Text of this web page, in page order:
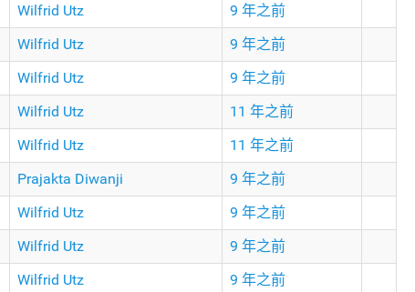
Wilfrid Utz
9 年之前
Wilfrid Utz
9 年之前
Wilfrid Utz
9 年之前
Wilfrid Utz
11 年之前
Wilfrid Utz
11 年之前
Prajakta Diwanji
9 年之前
Wilfrid Utz
9 年之前
Wilfrid Utz
9 年之前
Wilfrid Utz
9 年之前